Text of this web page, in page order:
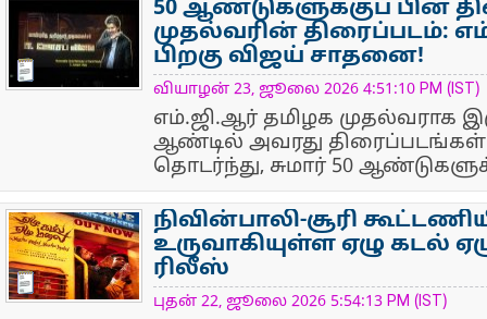
NewsIcon
50 ஆண்டுகளுக்குப் பின்
முதல்வரின் திரைப்படம்:
பிறகு விஜய் சாதனை!
வியாழன் 23, ஜூலை 2026 4:51:10 PM (IST)
எம்.ஜி.ஆர் தமிழக முதல்வராக
ஆண்டில் அவரது
தொடர்ந்து, சுமார் 50
NewsIcon
நிவின்பாலி-சூரி
உருவாகியுள்ள ஏழு கடல்
ரிலீஸ்
புதன் 22, ஜூலை 2026 5:54:13 PM (IST)